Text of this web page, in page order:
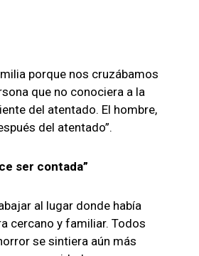
porque nos cruzábamos
que no conociera a la
del atentado. El hombre,
del atentado”.
ser contada”
al lugar donde había
cercano y familiar. Todos
se sintiera aún más